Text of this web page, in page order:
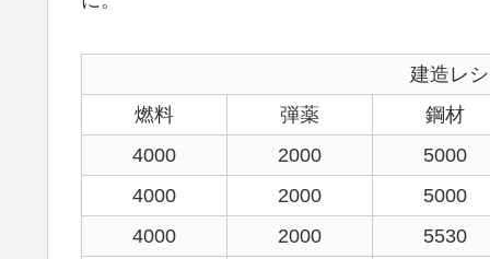
建造レ
燃料
弾薬
鋼材
4000
2000
5000
4000
2000
5000
4000
2000 5530